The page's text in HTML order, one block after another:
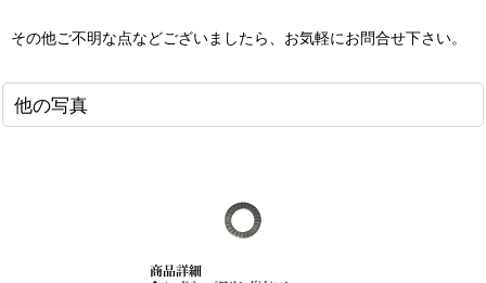
その他ご不明な点などございましたら、お気軽にお問合せ下さい。
他の写真